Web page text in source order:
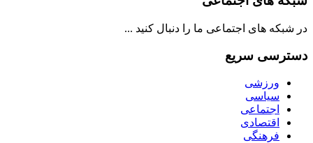
در شبکه های اجتماعی ما را دنبال کنید ...
دسترسی سریع
ورزشی
سیاسی
اجتماعی
اقتصادی
فرهنگی